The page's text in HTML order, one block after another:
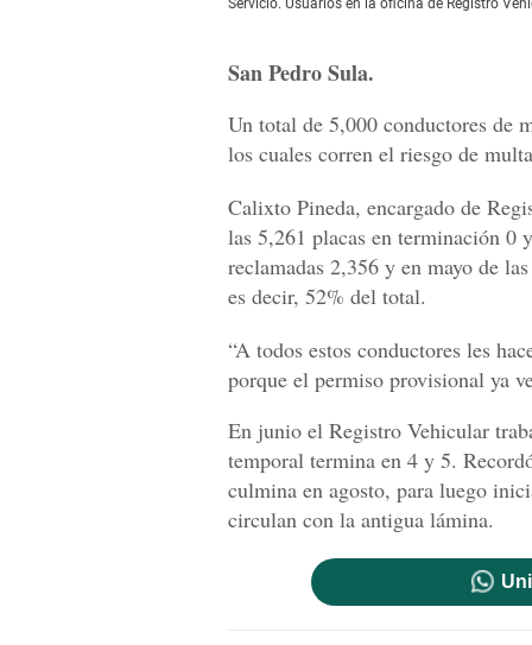
Servicio. Usuarios en la oficina de Registro
San Pedro Sula.
Un total de 5,000 conductores de
los cuales corren el riesgo de
Calixto Pineda, encargado de
las 5,261 placas en terminación 0
reclamadas 2,356 y en mayo de
es decir, 52% del total.
“A todos estos conductores les
porque el permiso provisional ya
En junio el Registro Vehicular
temporal termina en 4 y 5.
culmina en agosto, para luego
circulan con la antigua lámina.